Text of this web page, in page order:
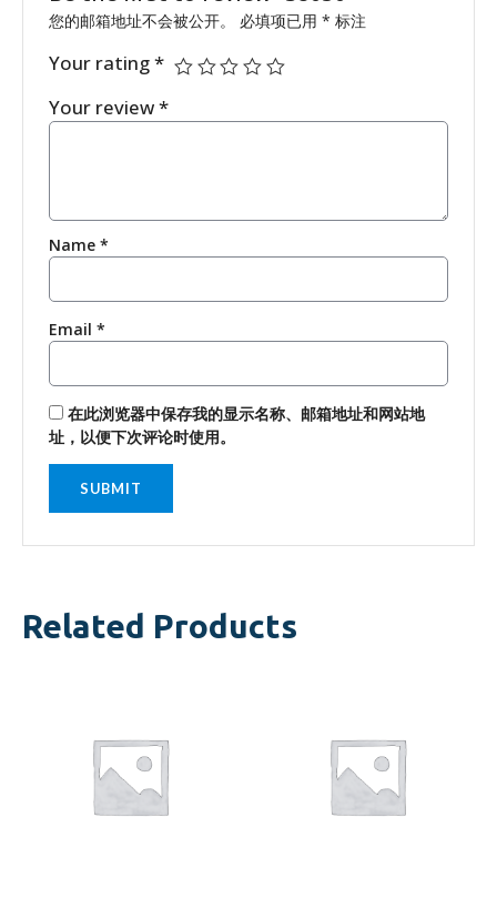
您的邮箱地址不会被公开。 必填项已用* 标注
Your rating*
Your review*
Name*
Email*
在此浏览器中保存我的显示名称、邮箱地址和网站地
址，以便下次评论时使用。
Related Products